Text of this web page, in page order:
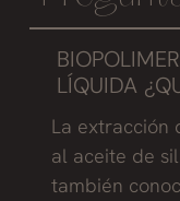
LÍQUIDA
La extracción
al aceite de
también